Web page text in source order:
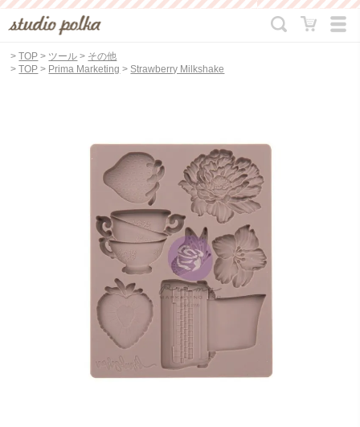
>TOP > ツール > その他
>TOP > Prima Marketing > Strawberry Milkshake